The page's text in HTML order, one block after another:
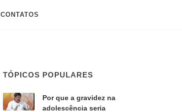
CONTATOS
TÓPICOS POPULARES
Por que a gravidez na
adolescência seria